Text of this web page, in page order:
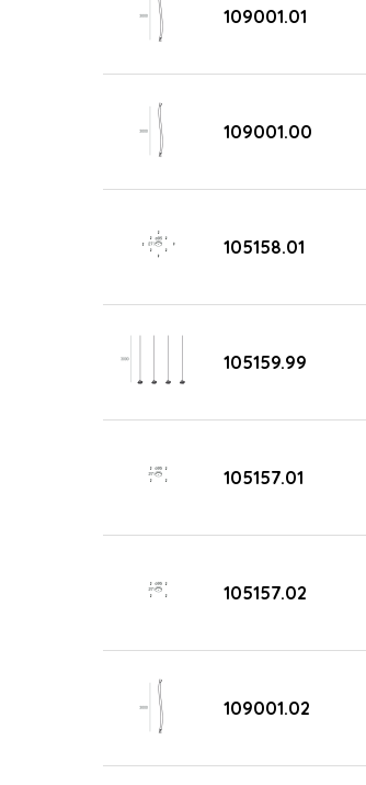
109001.01
109001.00
105158.01
105159.99
105157.01
105157.02
109001.02